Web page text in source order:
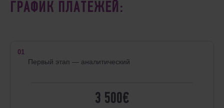
ГРАФИК ПЛАТЕЖЕЙ:
01
Первый этап — аналитический
3 500€